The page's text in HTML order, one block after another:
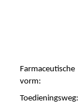
Farmaceutische
vorm:
Toedieningsweg: